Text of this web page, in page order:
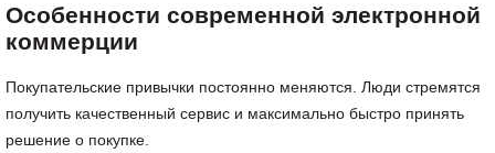
Особенности современной электронной
коммерции
Покупательские привычки постоянно меняются. Люди стремятся
получить качественный сервис и максимально быстро принять
решение о покупке.